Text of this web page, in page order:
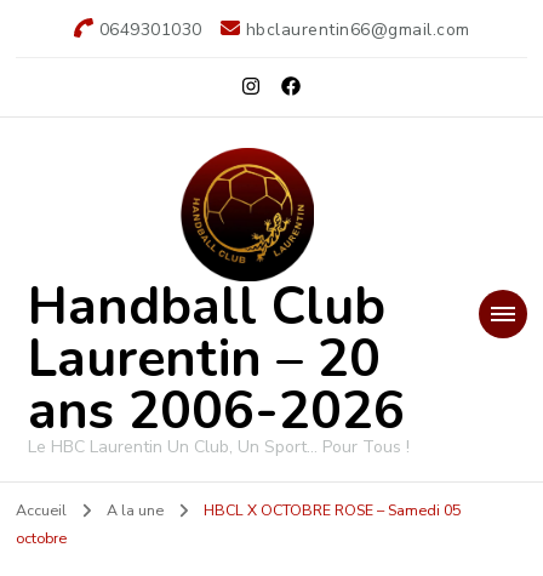
0649301030 hbclaurentin66@gmail.com
Handball Club
Laurentin – 20
ans 2006-2026
Le HBC Laurentin Un Club, Un Sport… Pour Tous !
Accueil A la une
HBCL X OCTOBRE ROSE – Samedi 05
octobre